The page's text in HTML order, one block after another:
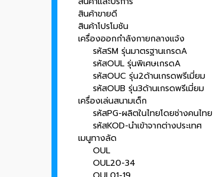
สินค้าขายดี
สินค้าโปรโมชัน
เครื่องออกกำลังกายกลางแจ้ง
รหัสSM รุ่นมาตรฐานเกรดA
รหัสOUL รุ่นพิเศษเกรดA
รหัสOUC รุ่น2ด้านเกรดพรีเมี่ยม
รหัสOUB รุ่น3ด้านเกรดพรีเมี่ยม
เครื่องเล่นสนามเด็ก
รหัสPG-ผลิตในไทยโดยช่างคนไทย
รหัสKOD-นำเข้าจากต่างประเทศ
เมนูทางลัด
OUL
OUL20-34